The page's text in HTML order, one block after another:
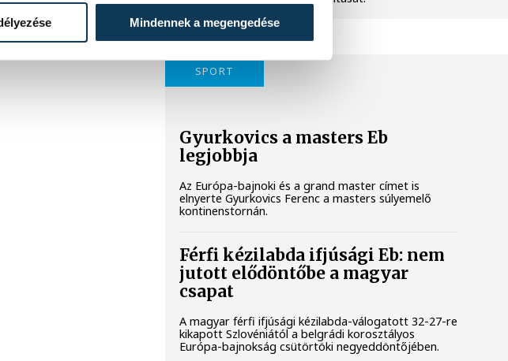
Mindennek a megengedése
SPORT
Gyurkovics a masters Eb
legjobbja
Az Európa-bajnoki és a grand master címet is
elnyerte Gyurkovics Ferenc a masters súlyemelő
kontinenstornán.
Férfi kézilabda ifjúsági Eb: nem
jutott elődöntőbe a magyar
csapat
A magyar férfi ifjúsági kézilabda-válogatott 32-27-re
kikapott Szlovéniától a belgrádi korosztályos
Európa-bajnokság csütörtöki negyeddöntőjében.